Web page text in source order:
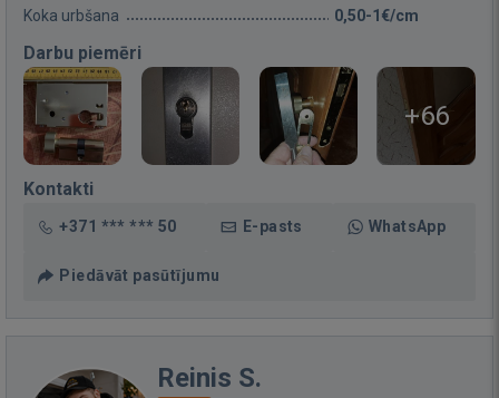
Koka urbšana 0,50-1€/cm
Darbu piemēri
+66
Kontakti
+371 *** *** 50 E-pasts WhatsApp
Piedāvāt pasūtījumu
Reinis S.